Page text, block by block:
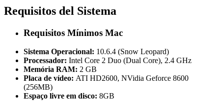
Requisitos del Sistema
Requisitos Mínimos Mac
Sistema Operacional: 10.6.4 (Snow Leopard)
Processador: Intel Core 2 Duo (Dual Core), 2.4 GHz
Memória RAM: 2 GB
Placa de vídeo: ATI HD2600, NVidia Geforce 8600
(256MB)
Espaço livre em disco: 8GB